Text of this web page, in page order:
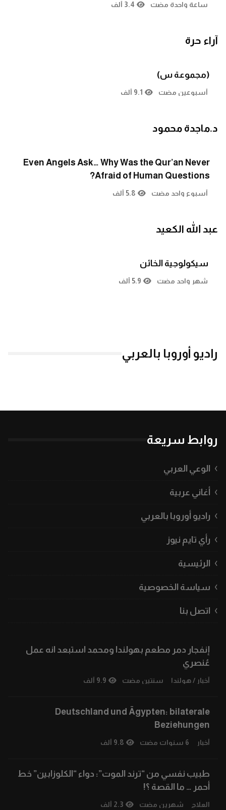
ساعة واحدة مضت 3.4 ألف
آراء حرة
(مجموعة س)
أسبوعين مضت 9.1 ألف
د.ماجدة محمود
Even Angels Ask… Why Was the Qur’an Never
Afraid of Human Questions?
أسبوع واحد مضت 5.8 ألف
عبد الله الكعيد
سيكولوجية الخائن
شهر واحد مضت 5.9 ألف
راديو أوروبا بالعربي
روابط سريعة
الوعي العربي
أغاني عربية
راديو أوروبا بالعربي
رأي تايم نيوز
الرئيسية
سياسة الخصوصية
اتصل بنا
إنفجار دمر مطعم بهولندا ومحمد استبعد انه عمل
عُنصري
أخبار /هولندا سنتين مضت 9.9 ألف
Deutschland und Ägypten: bilaterale
Beziehungen
أخبار 6 سنوات مضت 9.8 ألف
طبيب نفسي من “ترند الموت”: دواء “الكلوزابين” خط
أحمر … ما القصة ؟!
العلاج شهرين مضت 2.3 ألف